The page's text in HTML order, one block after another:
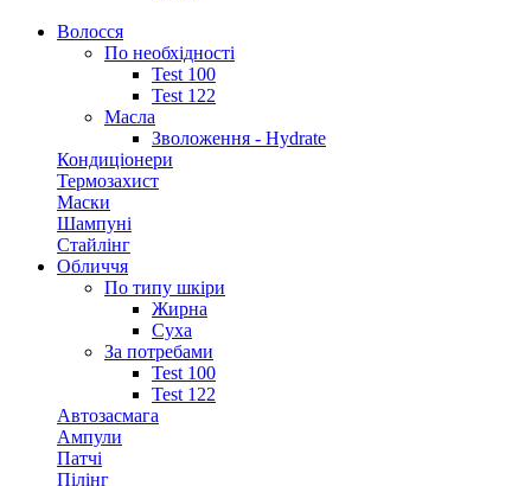
Волосся
По необхідності
Test 100
Test 122
Масла
Зволоження - Hydrate
Кондиціонери
Термозахист
Маски
Шампуні
Стайлінг
Обличчя
По типу шкіри
Жирна
Суха
За потребами
Test 100
Test 122
Автозасмага
Ампули
Патчі
Пілінг